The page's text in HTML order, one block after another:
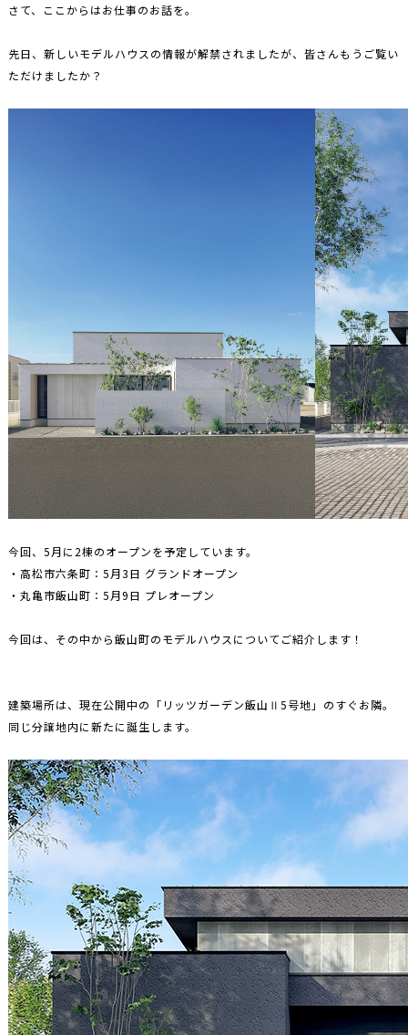
さて、ここからはお仕事のお話を。
先日、新しいモデルハウスの情報が解禁されましたが、皆さんもうご覧い
ただけましたか？
今回、5月に2棟のオープンを予定しています。
・高松市六条町：5月3日 グランドオープン
・丸亀市飯山町：5月9日 プレオープン
今回は、その中から飯山町のモデルハウスについてご紹介します！
建築場所は、現在公開中の「リッツガーデン飯山Ⅱ5号地」のすぐお隣。
同じ分譲地内に新たに誕生します。